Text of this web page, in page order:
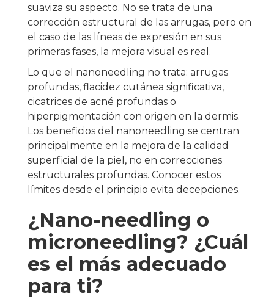
suaviza su aspecto. No se trata de una
corrección estructural de las arrugas, pero en
el caso de las líneas de expresión en sus
primeras fases, la mejora visual es real.
Lo que el nanoneedling no trata: arrugas
profundas, flacidez cutánea significativa,
cicatrices de acné profundas o
hiperpigmentación con origen en la dermis.
Los beneficios del nanoneedling se centran
principalmente en la mejora de la calidad
superficial de la piel, no en correcciones
estructurales profundas. Conocer estos
límites desde el principio evita decepciones.
¿Nano-needling o
microneedling? ¿Cuál
es el más adecuado
para ti?